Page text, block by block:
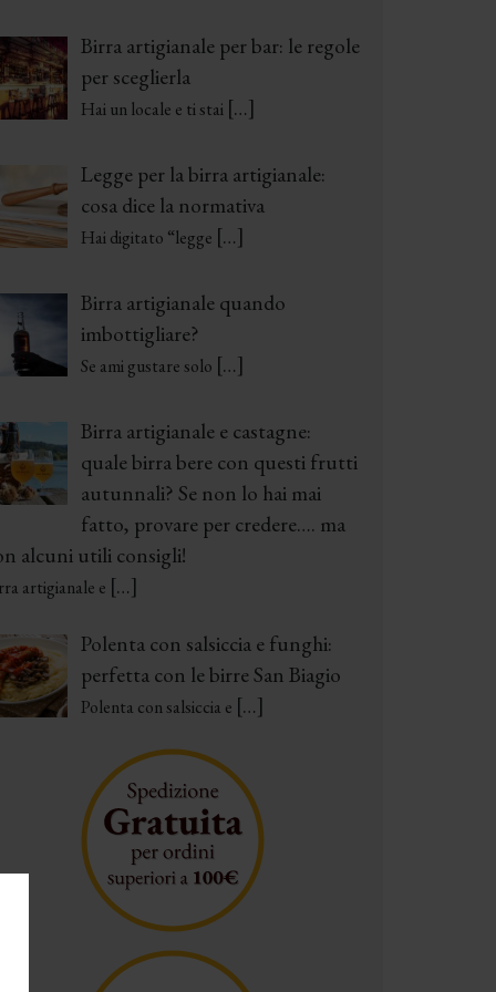
Birra artigianale per bar: le regole
per sceglierla
Hai un locale e ti stai […]
Legge per la birra artigianale:
cosa dice la normativa
Hai digitato “legge […]
Birra artigianale quando
imbottigliare?
Se ami gustare solo […]
Birra artigianale e castagne:
quale birra bere con questi frutti
autunnali? Se non lo hai mai
fatto, provare per credere…. ma
alcuni utili consigli!
artigianale e […]
Polenta con salsiccia e funghi:
perfetta con le birre San Biagio
Polenta con salsiccia e […]